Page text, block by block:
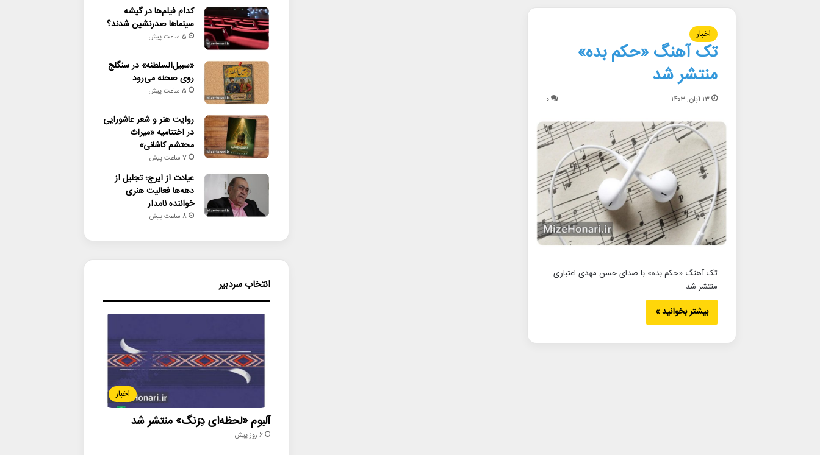
اخبار
تک آهنگ «حکم بده»
منتشر شد
۱۳ آبان, ۱۴۰۳ ۰
تک آهنگ «حکم بده» با صدای حسن مهدی اعتباری
منتشر شد.
بیشتر بخوانید »
کدام فیلم‌ها در گیشه
سینماها صدرنشین شدند؟
5 ساعت پیش
«سبیل‌السلطنه» در سنگلج
روی صحنه می‌رود
5 ساعت پیش
روایت هنر و شعر عاشورایی
در اختتامیه «میراث
محتشم کاشانی»
7 ساعت پیش
عیادت از ایرج؛ تجلیل از
دهه‌ها فعالیت هنری
خواننده نامدار
8 ساعت پیش
انتخاب سردبیر
اخبار
آلبوم «لحظه‌ای دِرَنگ» منتشر شد
6 روز پیش